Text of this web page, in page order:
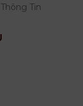
Tin